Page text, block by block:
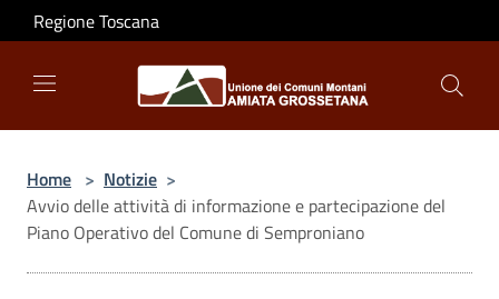
Salta al contenuto principale
Regione Toscana
Home > Notizie >
Avvio delle attività di informazione e partecipazione del
Piano Operativo del Comune di Semproniano